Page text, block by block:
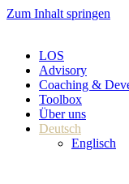
Zum Inhalt springen
LOS
Advisory
Coaching &
Toolbox
Über uns
Deutsch
Englisch